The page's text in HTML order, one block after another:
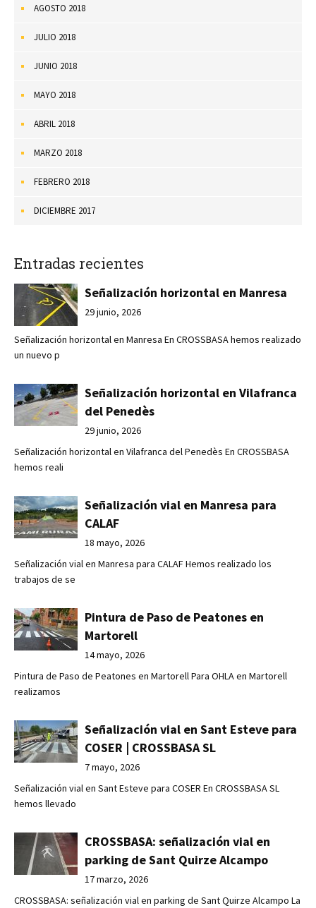
AGOSTO 2018
JULIO 2018
JUNIO 2018
MAYO 2018
ABRIL 2018
MARZO 2018
FEBRERO 2018
DICIEMBRE 2017
Entradas recientes
Señalización horizontal en Manresa
29 junio, 2026
Señalización horizontal en Manresa En CROSSBASA hemos realizado
un nuevo p
Señalización horizontal en Vilafranca
del Penedès
29 junio, 2026
Señalización horizontal en Vilafranca del Penedès En CROSSBASA
hemos reali
Señalización vial en Manresa para
CALAF
18 mayo, 2026
Señalización vial en Manresa para CALAF Hemos realizado los
trabajos de se
Pintura de Paso de Peatones en
Martorell
14 mayo, 2026
Pintura de Paso de Peatones en Martorell Para OHLA en Martorell
realizamos
Señalización vial en Sant Esteve para
COSER | CROSSBASA SL
7 mayo, 2026
Señalización vial en Sant Esteve para COSER En CROSSBASA SL
hemos llevado
CROSSBASA: señalización vial en
parking de Sant Quirze Alcampo
17 marzo, 2026
CROSSBASA: señalización vial en parking de Sant Quirze Alcampo La